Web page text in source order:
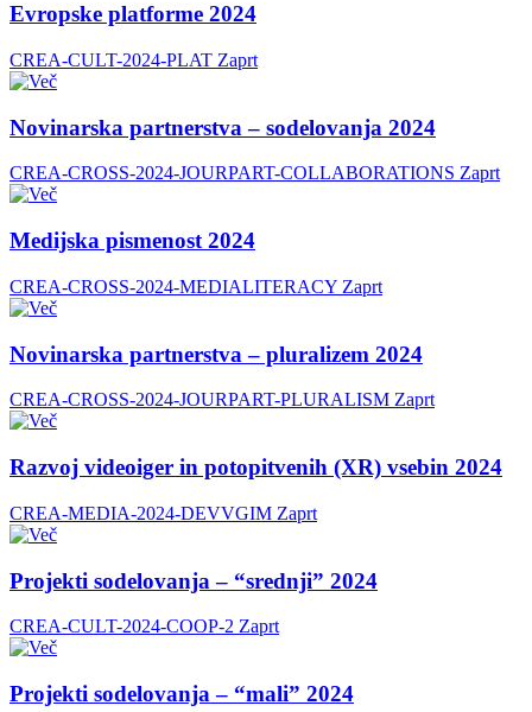
Evropske platforme 2024
CREA-CULT-2024-PLAT Zaprt
Novinarska partnerstva – sodelovanja 2024
CREA-CROSS-2024-JOURPART-COLLABORATIONS Zaprt
Medijska pismenost 2024
CREA-CROSS-2024-MEDIALITERACY Zaprt
Novinarska partnerstva – pluralizem 2024
CREA-CROSS-2024-JOURPART-PLURALISM Zaprt
Razvoj videoiger in potopitvenih (XR) vsebin 2024
CREA-MEDIA-2024-DEVVGIM Zaprt
Projekti sodelovanja – “srednji” 2024
CREA-CULT-2024-COOP-2 Zaprt
Projekti sodelovanja – “mali” 2024